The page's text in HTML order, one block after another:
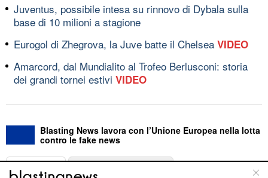
Juventus, possibile intesa su rinnovo di Dybala sulla
base di 10 milioni a stagione
Eurogol di Zhegrova, la Juve batte il Chelsea VIDEO
Amarcord, dal Mundialito al Trofeo Berlusconi: storia
dei grandi tornei estivi VIDEO
Blasting News lavora con l’Unione Europea nella lotta
contro le fake news
ABOUT